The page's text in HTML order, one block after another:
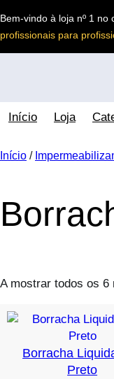
para
o
conteúdo
Bem-vindo à loja nº 1 no
profissionais para
Início Loja
Início /
A mostrar todos os 6
Borracha
Preto